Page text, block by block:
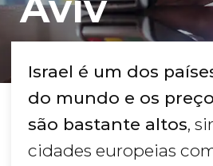
Israel é um dos
do mundo e os
são bastante altos,
cidades europeias